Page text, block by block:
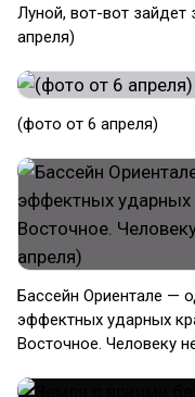
Луной, вот-вот зайдет
апреля)
(фото от 6 апреля)
Бассейн Ориентале —
эффектных ударных
Восточное. Человеку